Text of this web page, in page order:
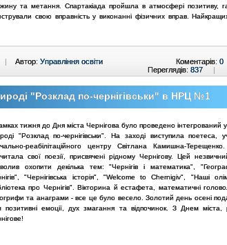
та метання. Спартакіада пройшла в атмосфері позитиву,
свою вправність у виконанні фізичних вправ.
| Автор: Управління освіти Коментарів: 0
Переглядів: 837 |
"Розклад по-чернігівськи" в НРЦ №1
тижня до Дня міста Чернігова було проведено інтегрований
"Розклад по-чернігівськи". На заході виступила поетеса,
реабілітаційного центру Світлана Камишна-
свої поезії, присвячені рідному Чернігову. Цей
охопити декілька тем: "Чернігів і математика",
"Чернігівська історія", "Welcome to Chernigiv", "Наші
про Чернігів". Вікторина й естафета, математичні
та анаграми - все це було весело. Золотий день осені
позитивні емоції, дух змагання та відпочинок. З Днем міста,